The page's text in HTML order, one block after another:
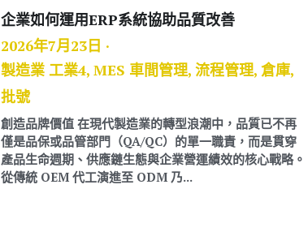
企業如何運用ERP系統協助品質改善
2026年7月23日 ·
製造業 工業4, MES 車間管理, 流程管理, 倉庫,
批號
創造品牌價值 在現代製造業的轉型浪潮中，品質已不再
僅是品保或品管部門（QA/QC）的單一職責，而是貫穿
產品生命週期、供應鏈生態與企業營運績效的核心戰略。
從傳統 OEM 代工演進至 ODM 乃...